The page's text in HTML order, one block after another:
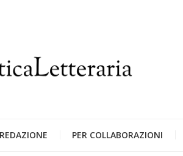
PER COLLABORAZIONI